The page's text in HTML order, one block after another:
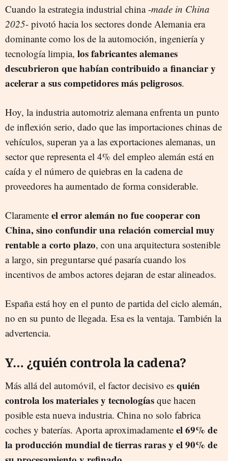
Cuando la estrategia industrial china -made in China
2025- pivotó hacia los sectores donde Alemania era
dominante como los de la automoción, ingeniería y
tecnología limpia, los fabricantes alemanes
descubrieron que habían contribuido a financiar y
acelerar a sus competidores más peligrosos.
Hoy, la industria automotriz alemana enfrenta un punto
de inflexión serio, dado que las importaciones chinas de
vehículos, superan ya a las exportaciones alemanas, un
sector que representa el 4% del empleo alemán está en
caída y el número de quiebras en la cadena de
proveedores ha aumentado de forma considerable.
Claramente el error alemán no fue cooperar con
China, sino confundir una relación comercial muy
rentable a corto plazo, con una arquitectura sostenible
a largo, sin preguntarse qué pasaría cuando los
incentivos de ambos actores dejaran de estar alineados.
España está hoy en el punto de partida del ciclo alemán,
no en su punto de llegada. Esa es la ventaja. También la
advertencia.
Y… ¿quién controla la cadena?
Más allá del automóvil, el factor decisivo es quién
controla los materiales y tecnologías que hacen
posible esta nueva industria. China no solo fabrica
coches y baterías. Aporta aproximadamente el 69% de
la producción mundial de tierras raras y el 90% de